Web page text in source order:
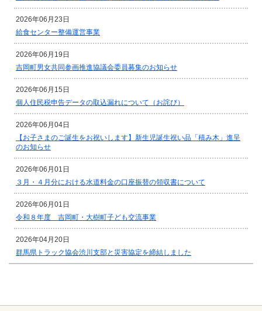
2026年06月23日
給食センター整備運営事業
2026年06月19日
吉岡町男女共同参画推進協議会委員募集のお知らせ
2026年06月15日
個人住民税申告データの取込漏れについて（お詫び）
2026年06月04日
【お子さまのご誕生をお祝いします】新生児誕生祝い品「積み木」進呈
のお知らせ
2026年06月01日
３月・４月分における水道料金の口座振替の領収書について
2026年06月01日
令和８年度 吉岡町・大樹町子ども交流事業
2026年04月20日
群馬県トラック協会渋川支部と災害協定を締結しました